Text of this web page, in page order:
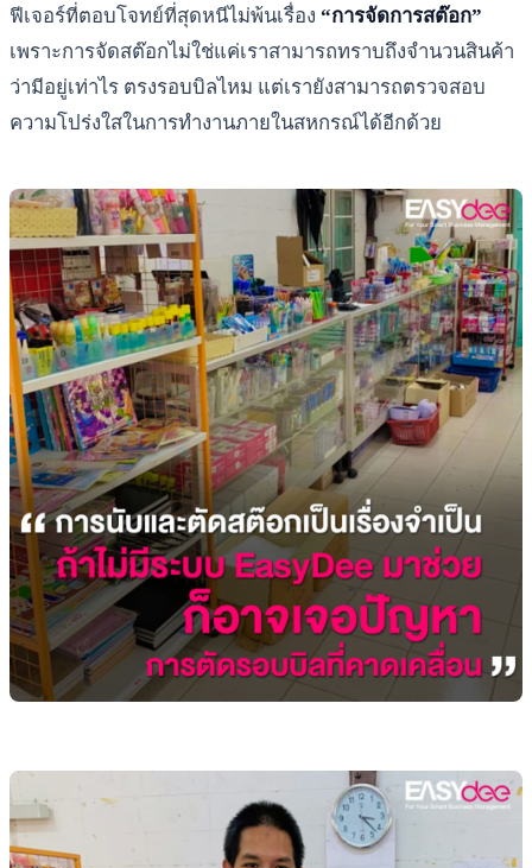
ฟีเจอร์ที่ตอบโจทย์ที่สุดหนีไม่พ้นเรื่อง “การจัดการสต๊อก”
เพราะการจัดสต๊อกไม่ใช่แค่เราสามารถทราบถึงจำนวนสินค้า
ว่ามีอยู่เท่าไร ตรงรอบบิลไหม แต่เรายังสามารถตรวจสอบ
ความโปร่งใสในการทำงานภายในสหกรณ์ได้อีกด้วย